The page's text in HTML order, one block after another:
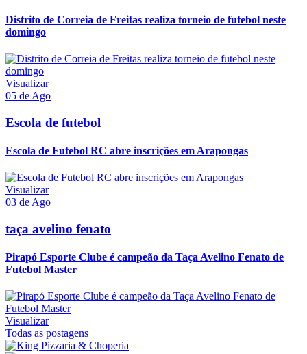
Distrito de Correia de Freitas realiza torneio de futebol neste
domingo
Visualizar
05 de Ago
Escola de futebol
Escola de Futebol RC abre inscrições em Arapongas
Visualizar
03 de Ago
taça avelino fenato
Pirapó Esporte Clube é campeão da Taça Avelino Fenato de
Futebol Master
Visualizar
Todas as postagens